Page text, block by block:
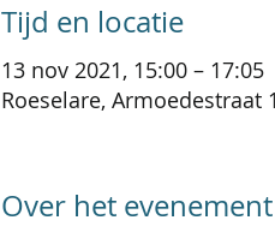
Tijd en locatie
13 nov 2021, 15:00 – 17:05
Roeselare, Armoedestraat
Over het evenement